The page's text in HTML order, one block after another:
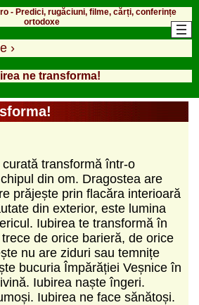
- Predici, rugăciuni, filme, cărți, conferințe
ortodoxe
›
ne transforma!
transformă într-o
din om. Dragostea are
prăjește prin flacăra interioară
din exterior, este lumina
Iubirea te transformă în
de orice barieră, de orice
nu are ziduri sau temnițe
bucuria Împărăției Veșnice în
Iubirea naște îngeri.
Iubirea ne face sănătoși.